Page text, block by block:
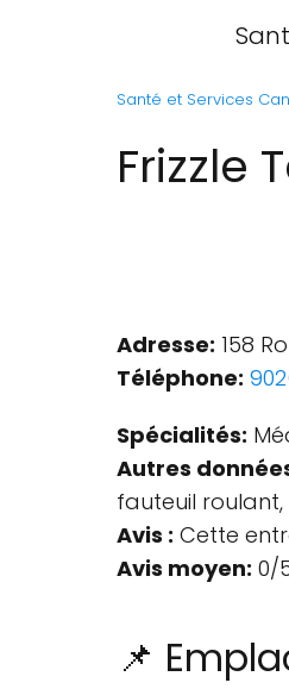
Santé et Services
Frizzle
Adresse: 158
Téléphone:
Spécialités:
Autres
fauteuil
Avis : Cette
Avis moyen: 0/
📌